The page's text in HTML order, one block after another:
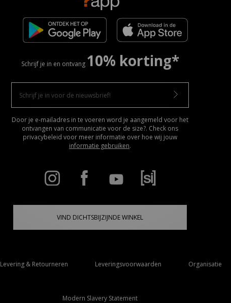
Schrijf je in en ontvang 10% korting*
Door je e-mailadres in te voeren word je aangemeld voor het
ontvangen van communicatie voor de size?. Check ons
privacybeleid voor meer informatie over hoe wij jouw
informatie gebruiken.
VIND DICHTSBIJZIJNDE WINKEL
Levering & Retourneren Leveringsvoorwaarden Organisatie
Modern Slavery Statement